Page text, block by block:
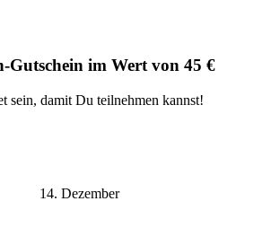
Gutschein im Wert von 45 €
sein, damit Du teilnehmen kannst!
14. Dezember